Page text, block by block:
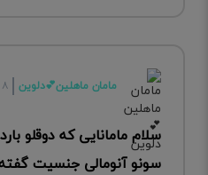
مامان ماهلین💕دلوین ۸ ماهگی
سلام مامانایی که دوقلو
سونو آنومالی جنسیت